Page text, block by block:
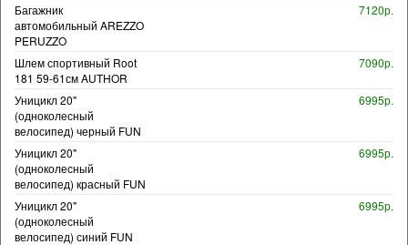
Багажник
автомобильный AREZZO
PERUZZO
7120р.
Шлем спортивный Root
181 59-61см AUTHOR
7090р.
Уницикл 20"
(одноколесный
велосипед) черный FUN
6995р.
Уницикл 20"
(одноколесный
велосипед) красный FUN
6995р.
Уницикл 20"
(одноколесный
велосипед) синий FUN
6995р.